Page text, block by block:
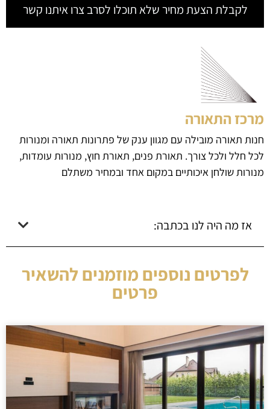
לקבלת הצעת מחיר שלא תוכלו לסרב צרו איתנו קשר
מרכז התאורה
חנות תאורה מובילה עם מגוון ענק של פתרונות תאורה ומנורות
לכל חלל ולכל צורך. תאורת פנים, תאורת חוץ, מנורות עומדות,
מנורות שולחן איכותיים במקום אחד ובמחיר משתלם
אז מה היה לנו בכתבה:
לפרטים נוספים מוזמנים להשאיר
פרטים